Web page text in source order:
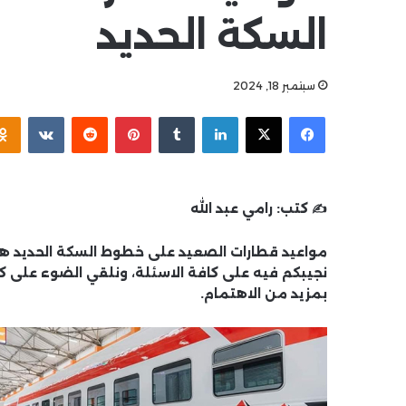
السكة الحديد
سبتمبر 18, 2024
فيسبوك
‫X لينكدإن بينتيريست
✍️ كتب: رامي عبد الله
مواعيد قطارات الصعيد على خطوط السكة الحديد
نجيبكم فيه على كافة الاسئلة، ونلقي الضوء
بمزيد من الاهتمام.